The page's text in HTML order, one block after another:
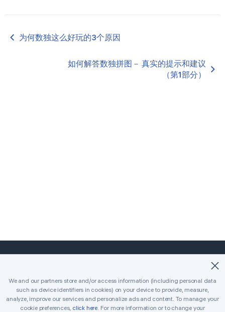
为何数独这么好玩的3个原因
如何解答数独拼图－ 真实的提示和建议
（第1部分）
首页 经典 杀手 每日挑战 锦标赛
奖品
We and our partners store and/or access information (including personal data
such as device identifiers in cookies) on your device to provide, measure,
analyze, improve our services and personalize ads and content. To manage your
cookie preferences, click here. For more information or to change your